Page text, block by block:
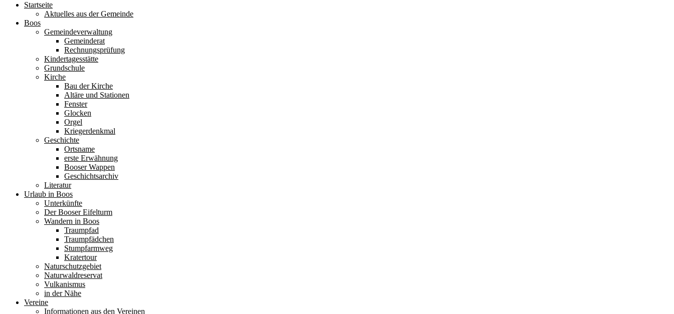
Startseite
Aktuelles aus der Gemeinde
Boos
Gemeindeverwaltung
Gemeinderat
Rechnungsprüfung
Kindertagesstätte
Grundschule
Kirche
Bau der Kirche
Altäre und Stationen
Fenster
Glocken
Orgel
Kriegerdenkmal
Geschichte
Ortsname
erste Erwähnung
Booser Wappen
Geschichtsarchiv
Literatur
Urlaub in Boos
Unterkünfte
Der Booser Eifelturm
Wandern in Boos
Traumpfad
Traumpfädchen
Stumpfarmweg
Kratertour
Naturschutzgebiet
Naturwaldreservat
Vulkanismus
in der Nähe
Vereine
Informationen aus den Vereinen